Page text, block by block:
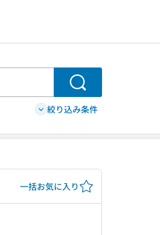
検索
絞り込み条件
一括お気に入り